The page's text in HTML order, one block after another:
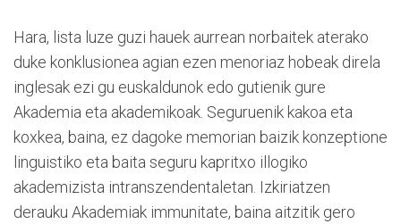
Hara, lista luze guzi hauek aurrean norbaitek aterako
duke konklusionea agian ezen menoriaz hobeak direla
inglesak ezi gu euskaldunok edo gutienik gure
Akademia eta akademikoak. Seguruenik kakoa eta
koxkea, baina, ez dagoke memorian baizik konzeptione
linguistiko eta baita seguru kapritxo illogiko
akademizista intranszendentaletan. Izkiriatzen
derauku Akademiak immunitate, baina aitzitik gero